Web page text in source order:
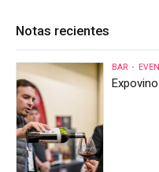
Notas recientes
BAR